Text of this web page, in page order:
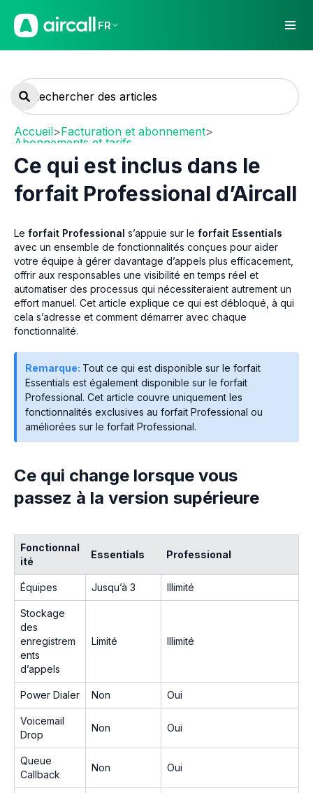
FR
Accueil>Facturation et abonnement>
Abonnements et tarifs
Ce qui est inclus dans le
forfait Professional d’Aircall
Le forfait Professional s’appuie sur le forfait Essentials
avec un ensemble de fonctionnalités conçues pour aider
votre équipe à gérer davantage d’appels plus efficacement,
offrir aux responsables une visibilité en temps réel et
automatiser des processus qui nécessiteraient autrement un
effort manuel. Cet article explique ce qui est débloqué, à qui
cela s’adresse et comment démarrer avec chaque
fonctionnalité.
Remarque: Tout ce qui est disponible sur le forfait
Essentials est également disponible sur le forfait
Professional. Cet article couvre uniquement les
fonctionnalités exclusives au forfait Professional ou
améliorées sur le forfait Professional.
Ce qui change lorsque vous
passez à la version supérieure
Fonctionnal
ité
Essentials Professional
Équipes Jusqu’à 3 Illimité
Stockage
des
enregistrem
ents
d’appels
Limité Illimité
Power Dialer Non Oui
Voicemail
Drop
Non Oui
Queue
Callback
Non Oui